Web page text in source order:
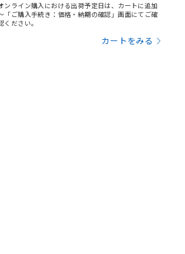
ンライン購入における出荷予定日は、カートに追加
「ご購入手続き：価格・納期の確認」画面にてご確
ください。
カートをみる